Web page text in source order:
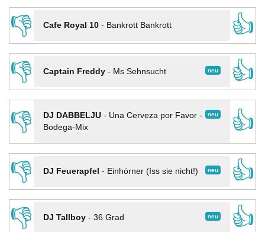
👎
Cafe Royal 10- Bankrott Bankrott
👍
👎
neu
Captain Freddy- Ms Sehnsucht
👍
👎
neu
DJ DABBELJU- Una Cerveza por Favor -
Bodega-Mix
👍
👎
neu
DJ Feuerapfel - Einhörner (Iss sie nicht!)
👍
👎
neu
DJ Tallboy- 36 Grad
👍